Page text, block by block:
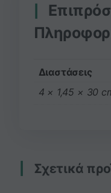
Διαστάσεις
4 × 1,45 × 30
Σχετικά